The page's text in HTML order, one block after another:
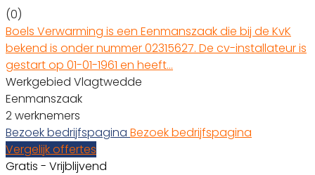
(0)
Boels Verwarming is een Eenmanszaak die bij de KvK
bekend is onder nummer 02315627. De cv-installateur is
gestart op 01-01-1961 en heeft…
Werkgebied Vlagtwedde
Eenmanszaak
2 werknemers
Bezoek bedrijfspagina Bezoek bedrijfspagina
Vergelijk offertes
Gratis - Vrijblijvend